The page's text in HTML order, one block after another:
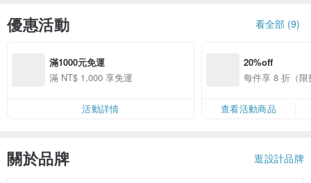
優惠活動 看全部 (9)
滿1000元免運
滿 NT$ 1,000 享免運
活動詳情
20%off
每件享 8 折（
查看活動商品
關於品牌 逛設計品牌